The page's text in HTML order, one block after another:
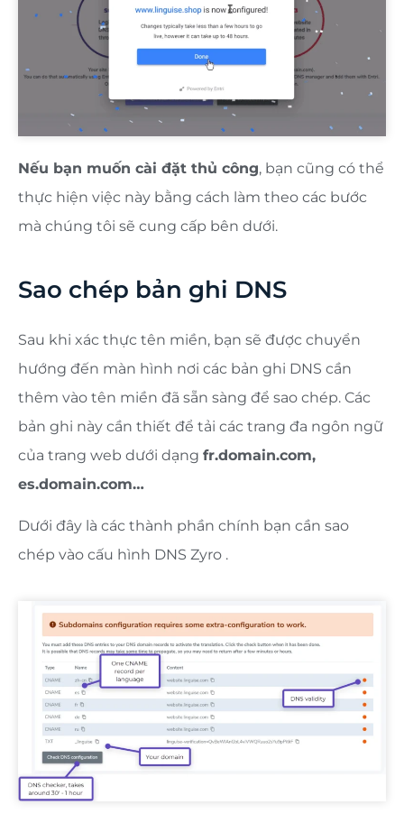
Nếu bạn muốn cài đặt thủ công, bạn cũng có thể
thực hiện việc này bằng cách làm theo các bước
mà chúng tôi sẽ cung cấp bên dưới.
Sao chép bản ghi DNS
Sau khi xác thực tên miền, bạn sẽ được chuyển
hướng đến màn hình nơi các bản ghi DNS cần
thêm vào tên miền đã sẵn sàng để sao chép. Các
bản ghi này cần thiết để tải các trang đa ngôn ngữ
của trang web dưới dạng fr.domain.com,
es.domain.com…
Dưới đây là các thành phần chính bạn cần sao
chép vào cấu hình DNS Zyro .